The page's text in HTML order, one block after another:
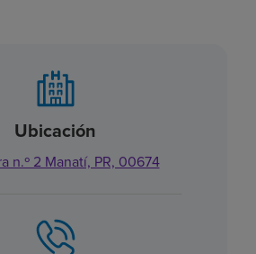
Ubicación
n.º 2 Manatí, PR, 00674